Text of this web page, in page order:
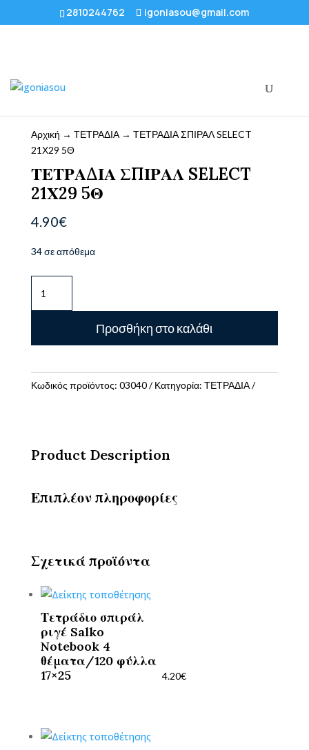
2810244762 igoniasou@gmail.com
Αρχική → ΤΕΤΡΑΔΙΑ→ ΤΕΤΡΑΔΙΑ ΣΠΙΡΑΛ SELECT
21Χ29 5Θ
ΤΕΤΡΑΔΙΑ ΣΠΙΡΑΛ SELECT
21Χ29 5Θ
4.90€
34 σε απόθεμα
ΣΠΙΡΑΛ
SELECT
5Θ
Προσθήκη στο καλάθι
Κωδικός προϊόντος: 03040 Κατηγορία: ΤΕΤΡΑΔΙΑ
Product Description
Επιπλέον πληροφορίες
Σχετικά προϊόντα
Τετράδιο σπιράλ
ριγέ Salko
Notebook 4
θέματα/120 φύλλα
17×25
4.20€